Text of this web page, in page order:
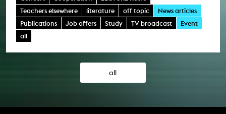
Teachers elsewhere
literature off topic
News articles
Publications
Job offers Study TV broadcast
Event
all
all